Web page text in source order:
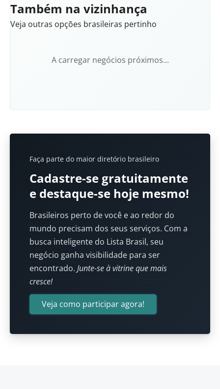
Também na vizinhança
Veja outras opções brasileiras pertinho
A carregar negócios próximos...
Faça parte do maior diretório brasileiro
Cadastre-se gratuitamente
e destaque-se hoje mesmo!
Brasileiros perto de você e ao redor do
mundo precisam dos seus serviços. Com a
busca inteligente do Lista Brasil, seu
negócio ganha visibilidade para ser
encontrado. Junte-se à vitrine que mais
cresce!
Veja como participar agora!